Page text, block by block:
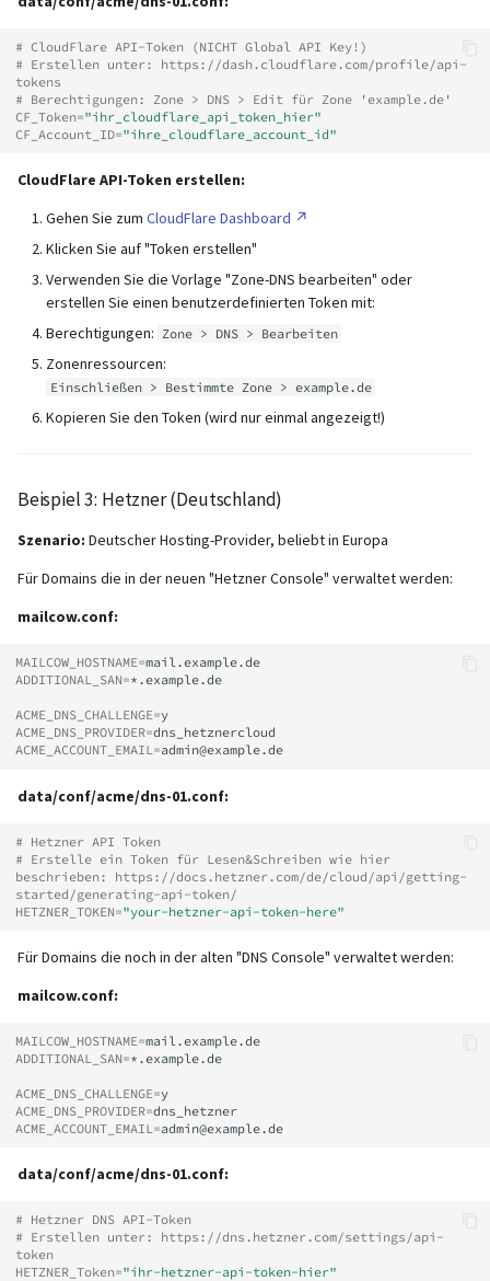
# CloudFlare API-Token (NICHT Global API Key!)
# Erstellen unter: https://dash.cloudflare.com/profile/api-
tokens
# Berechtigungen: Zone > DNS > Edit für Zone 'example.de'
CF_Token="ihr_cloudflare_api_token_hier"
CF_Account_ID="ihre_cloudflare_account_id"
CloudFlare API-Token erstellen:
Gehen Sie zumCloudFlare Dashboard
Klicken Sie auf "Token erstellen"
Verwenden Sie die Vorlage "Zone-DNS bearbeiten" oder
erstellen Sie einen benutzerdefinierten Token mit:
Berechtigungen: Zone > DNS > Bearbeiten
Zonenressourcen:
Einschließen > Bestimmte Zone > example.de
Kopieren Sie den Token (wird nur einmal angezeigt!)
Beispiel 3: Hetzner (Deutschland)
Szenario: Deutscher Hosting-Provider, beliebt in Europa
Für Domains die in der neuen "Hetzner Console" verwaltet werden:
mailcow.conf:
MAILCOW_HOSTNAME=
ADDITIONAL_SAN=*.example.de
ACME_DNS_CHALLENGE=
ACME_DNS_PROVIDER=
ACME_ACCOUNT_EMAIL=
data/conf/acme/dns-01.conf:
# Hetzner API Token
# Erstelle ein Token für Lesen&Schreiben wie hier
beschrieben: https://docs.hetzner.com/de/cloud/api/getting-
started/generating-api-token/
HETZNER_TOKEN="your-hetzner-api-token-here"
Für Domains die noch in der alten "DNS Console" verwaltet werden:
mailcow.conf:
MAILCOW_HOSTNAME=
ADDITIONAL_SAN=*.example.de
ACME_DNS_CHALLENGE=
ACME_DNS_PROVIDER=
ACME_ACCOUNT_EMAIL=
data/conf/acme/dns-01.conf:
# Hetzner DNS API-Token
# Erstellen unter: https://dns.hetzner.com/settings/api-
token
HETZNER_Token="ihr-hetzner-api-token-hier"